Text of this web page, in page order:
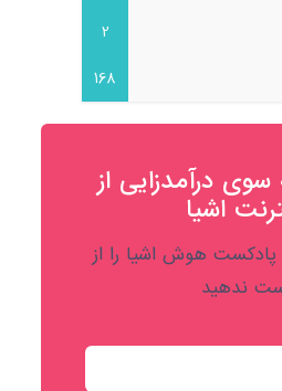
2
168
سوی درآمدزایی از
اشیا
پادکست هوش اشیا را از
ندهید